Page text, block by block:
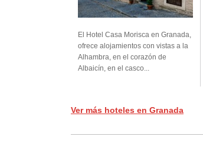
El Hotel Casa Morisca en Granada,
ofrece alojamientos con vistas a la
Alhambra, en el corazón de
Albaicín, en el casco...
Ver más hoteles en Granada